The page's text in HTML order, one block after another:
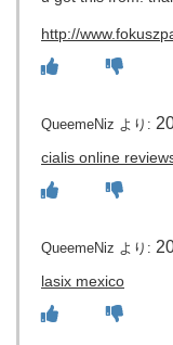
http://
QueemeNiz より:
cialis online
QueemeNiz より:
lasix mexico